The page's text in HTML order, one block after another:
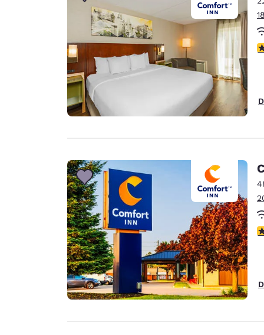
Français
Europa
Deutsch
Spain
United
Asia-Pacifico
Australia
English